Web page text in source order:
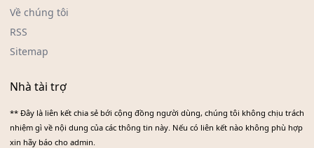
Về chúng tôi
RSS
Sitemap
Nhà tài trợ
** Đây là liên kết chia sẻ bới cộng đồng người dùng, chúng tôi không chịu trách
nhiệm gì về nội dung của các thông tin này. Nếu có liên kết nào không phù hợp
xin hãy báo cho admin.